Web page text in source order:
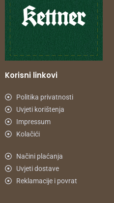
Korisni linkovi
Politika privatnosti
Uvjeti korištenja
Impressum
Kolačići
Načini plaćanja
Uvjeti dostave
Reklamacije i povrat